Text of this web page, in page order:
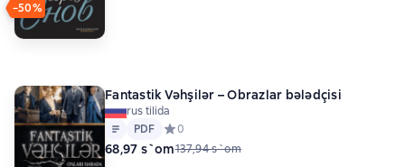
−50%
Fantastik Vəhşilər – Obrazlar bələdçisi
rus tilida
Matn
PDF
PDF Средний рейтинг 0 на основе 0 оценок
0
68,97 s`om137,94 s`om